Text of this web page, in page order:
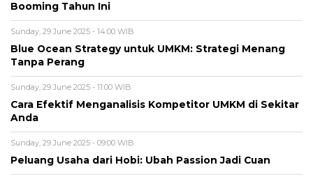
Booming Tahun Ini
Sunday, 29 June 2025 - 14:00 WIB
Blue Ocean Strategy untuk UMKM: Strategi Menang
Tanpa Perang
Sunday, 29 June 2025 - 11:00 WIB
Cara Efektif Menganalisis Kompetitor UMKM di Sekitar
Anda
Sunday, 29 June 2025 - 09:00 WIB
Peluang Usaha dari Hobi: Ubah Passion Jadi Cuan